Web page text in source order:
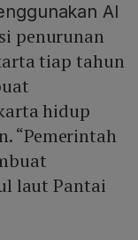
AI
penurunan
tiap tahun
hidup
“Pemerintah
laut Pantai